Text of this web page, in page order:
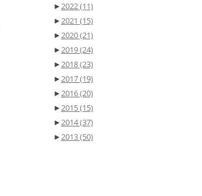
►2022(11)
►2021 (15)
►2020(21)
►2019(24)
►2018(23)
►2017(19)
►2016(20)
►2015(15)
►2014(37)
►2013(50)